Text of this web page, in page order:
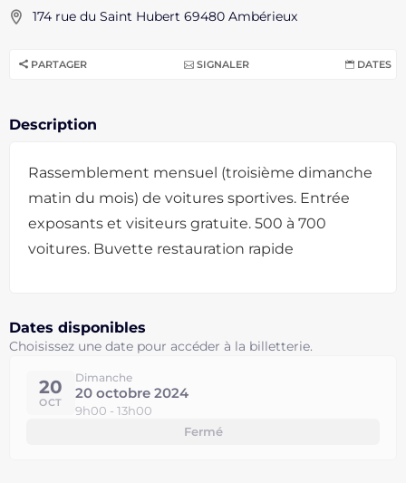
174 rue du Saint Hubert 69480 Ambérieux
PARTAGER SIGNALER DATES
Description
Rassemblement mensuel (troisième dimanche
matin du mois) de voitures sportives. Entrée
exposants et visiteurs gratuite. 500 à 700
voitures. Buvette restauration rapide
Dates disponibles
Choisissez une date pour accéder à la billetterie.
20
OCT
Dimanche
20 octobre 2024
9h00 - 13h00
Fermé